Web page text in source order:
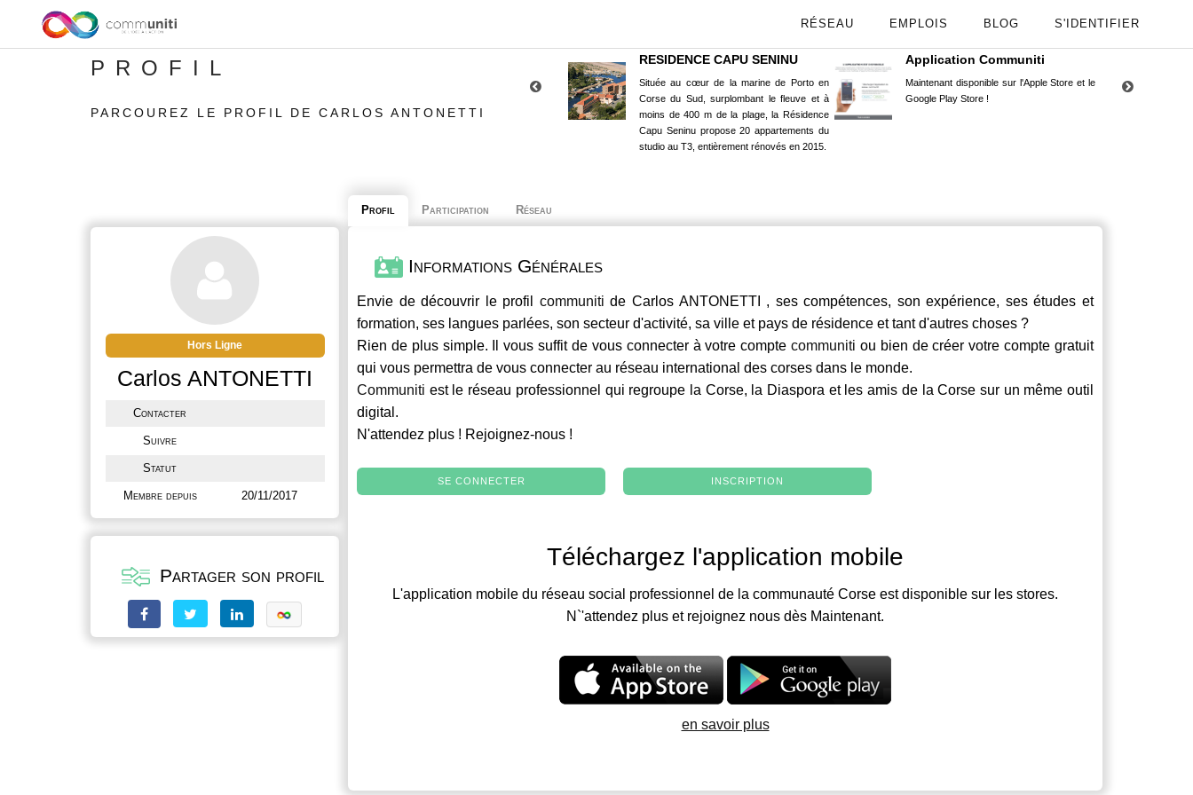
RÉSEAU EMPLOIS BLOG S'IDENTIFIER
PROFIL
PARCOUREZ LE PROFIL DE CARLOS ANTONETTI
RESIDENCE CAPU SENINU
Située au cœur de la marine de Porto en
Corse du Sud, surplombant le fleuve et à
moins de 400 m de la plage, la Résidence
Capu Seninu propose 20 appartements du
studio au T3, entièrement rénovés en 2015.
Application Communiti
Maintenant disponible sur l'Apple Store et le
Google Play Store !
Hors Ligne
Carlos ANTONETTI
Contacter
Suivre
Statut
Membre depuis 20/11/2017
Partager son profil
Profil Participation Réseau
Informations Générales
Envie de découvrir le profil communiti de Carlos ANTONETTI , ses compétences, son expérience, ses études et
formation, ses langues parlées, son secteur d'activité, sa ville et pays de résidence et tant d'autres choses ?
Rien de plus simple. Il vous suffit de vous connecter à votre comptecommuniti ou bien de créer votre compte gratuit
qui vous permettra de vous connecter au réseau international des corses dans le monde.
Communiti est le réseau professionnel qui regroupe la Corse, la Diaspora et les amis de la Corse sur un même outil
digital.
N'attendez plus ! Rejoignez-nous !
SE CONNECTER INSCRIPTION
Téléchargez l'application mobile
L'application mobile du réseau social professionnel de la communauté Corse est disponible sur les stores.
N`'attendez plus et rejoignez nous dès Maintenant.
en savoir plus